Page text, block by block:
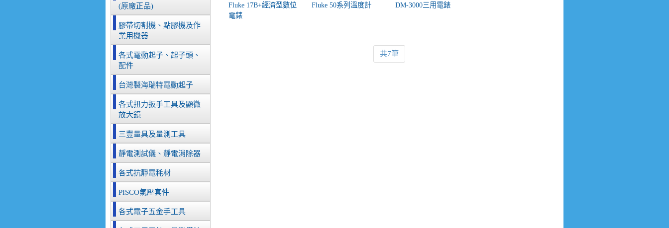
Fluke 17B+經濟型數位
電錶
Fluke 50系列溫度計 DM-3000三用電錶
共7筆
(原廠正品)
膠帶切割機、點膠機及作
業用機器
各式電動起子、起子頭、
配件
台灣製海瑞特電動起子
各式扭力扳手工具及顯微
放大鏡
三豐量具及量測工具
靜電測試儀、靜電消除器
各式抗靜電秏材
PISCO氣壓套件
各式電子五金手工具